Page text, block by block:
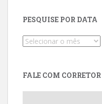
PESQUISE POR DATA
Pesquise
FALE COM CORRETOR